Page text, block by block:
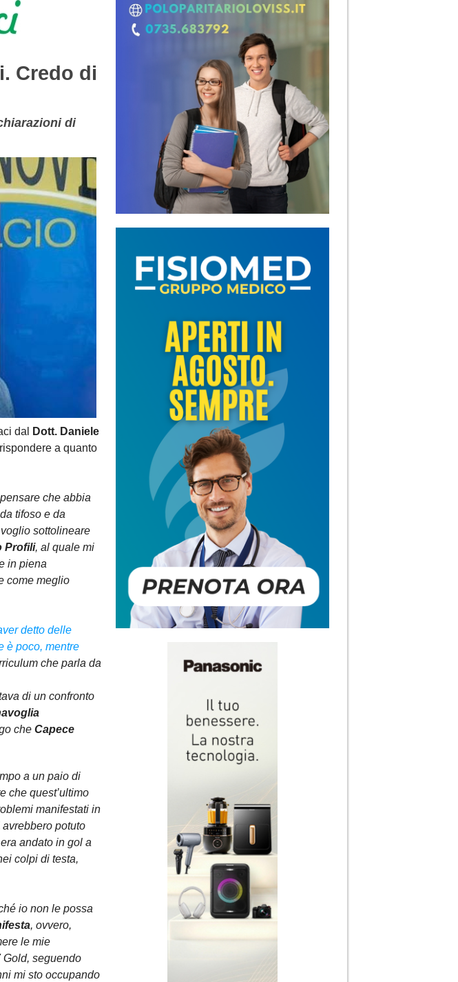
Credo di
di
dal
Dott. Daniele
a quanto
che abbia
tifoso e da
sottolineare
Profili, al quale mi
in piena
come meglio
detto delle
è poco, mentre
che parla da
di un confronto
che Capece
a un paio di
che quest’ultimo
manifestati in
avrebbero potuto
andato in gol a
colpi di testa,
io non le possa
, ovvero,
le mie
seguendo
mi sto occupando